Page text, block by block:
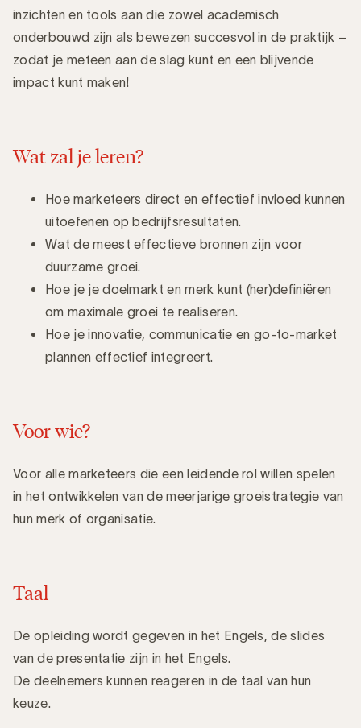
inzichten en tools aan die zowel academisch
onderbouwd zijn als bewezen succesvol in de praktijk –
zodat je meteen aan de slag kunt en een blijvende
impact kunt maken!
Wat zal je leren?
Hoe marketeers direct en effectief invloed kunnen
uitoefenen op bedrijfsresultaten.
Wat de meest effectieve bronnen zijn voor
duurzame groei.
Hoe je je doelmarkt en merk kunt (her)definiëren
om maximale groei te realiseren.
Hoe je innovatie, communicatie en go-to-market
plannen effectief integreert.
Voor wie?
Voor alle marketeers die een leidende rol willen spelen
in het ontwikkelen van de meerjarige groeistrategie van
hun merk of organisatie.
Taal
De opleiding wordt gegeven in het Engels, de slides
van de presentatie zijn in het Engels.
De deelnemers kunnen reageren in de taal van hun
keuze.